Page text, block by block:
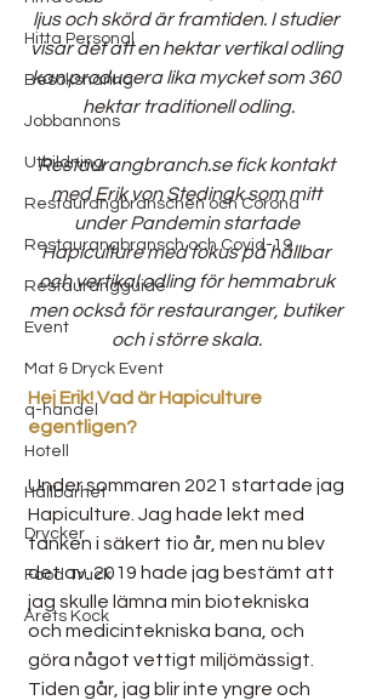
Hitta Personal
Besöksnäring
Jobbannons
Utbildning
Restaurangbranschen och Corona
Restaurangbransch och Covid-19
Restaurangguide
Event
Mat & Dryck Event
q-handel
Hotell
Hållbarhet
Drycker
Food Truck
Årets Kock
ljus och skörd är framtiden. I studier
visar det att en hektar vertikal odling
kan producera lika mycket som 360
hektar traditionell odling.
Restaurangbranch.se fick kontakt
med Erik von Stedingk som mitt
under Pandemin startade
Hapiculture med fokus på hållbar
och vertikal odling för hemmabruk
men också för restauranger, butiker
och i större skala.
Hej Erik! Vad är Hapiculture
egentligen?
Under sommaren 2021 startade jag
Hapiculture. Jag hade lekt med
tanken i säkert tio år, men nu blev
det av. 2019 hade jag bestämt att
jag skulle lämna min biotekniska
och medicintekniska bana, och
göra något vettigt miljömässigt.
Tiden går, jag blir inte yngre och